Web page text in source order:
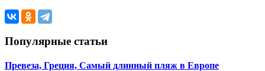
Популярные статьи
Превеза, Греция, Самый длинный пляж в Европе